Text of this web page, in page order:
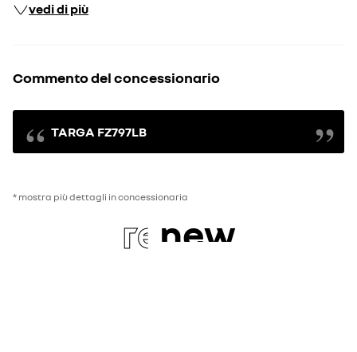
vedi di più
Commento del concessionario
TARGA FZ797LB
* mostra più dettagli in concessionaria
re new